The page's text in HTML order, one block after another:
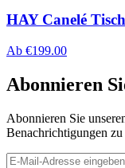
HAY Canelé
Ab €199.00
Abonnieren
Abonnieren Sie
Benachrichtigungen zu